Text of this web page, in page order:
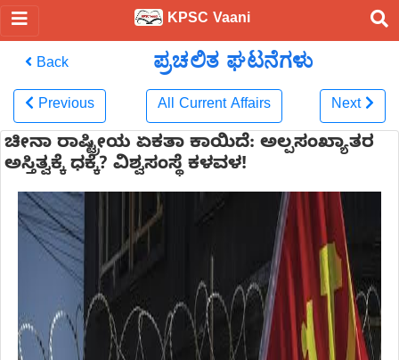
KPSC Vaani
Back ಪ್ರಚಲಿತ ಘಟನೆಗಳು
Previous All Current Affairs Next
ಚೀನಾ ರಾಷ್ಟ್ರೀಯ ಏಕತಾ ಕಾಯಿದೆ: ಅಲ್ಪಸಂಖ್ಯಾತರ
ಅಸ್ತಿತ್ವಕ್ಕೆ ಧಕ್ಕೆ? ವಿಶ್ವಸಂಸ್ಥೆ ಕಳವಳ!